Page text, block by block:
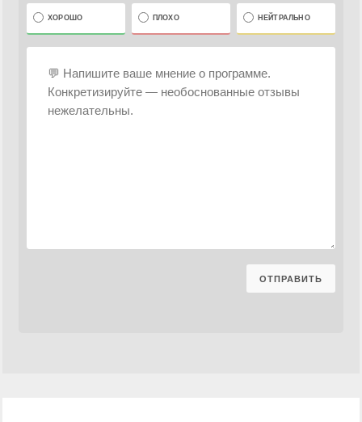
ХОРОШО ПЛОХО НЕЙТРАЛЬНО